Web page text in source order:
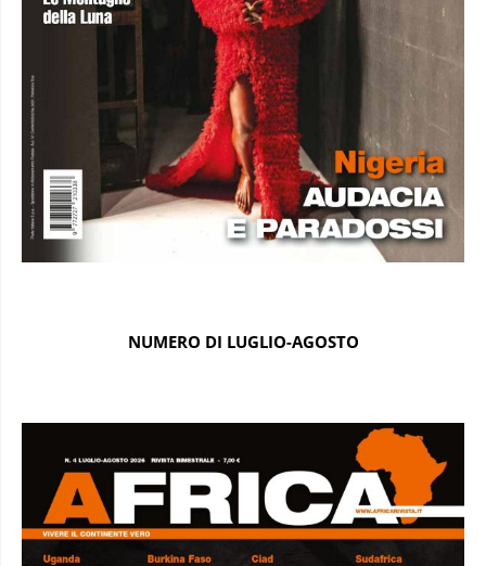
NUMERO DI LUGLIO-AGOSTO